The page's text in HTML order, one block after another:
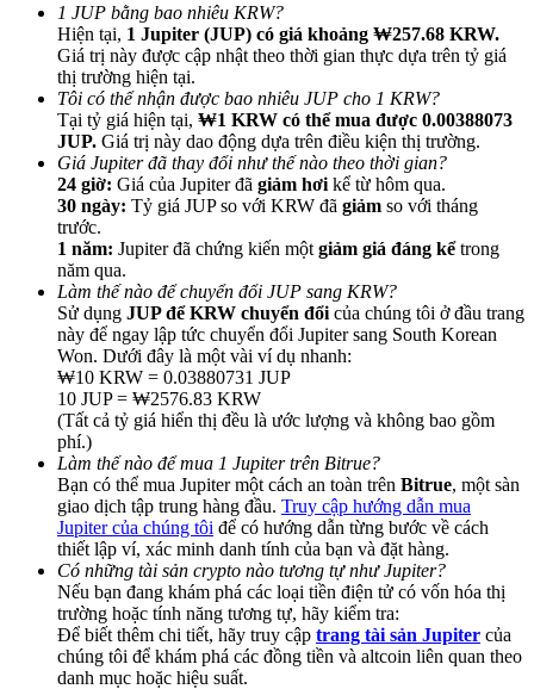
Giới thiệu
Mời một người bạn để nhận phần thưởng tiền mặt
BTC Welcome Rewards
BTC Welcome Rewards
Deposit & Trade BTC to Share 25000 USDT prize pool!
Deposit CASHCAT & Win
1 JUP bằng bao nhiêu KRW?
Hiện tại, 1 Jupiter (JUP) có giá khoảng ₩257.68 KRW.
Giá trị này được cập nhật theo thời gian thực dựa trên tỷ giá
thị trường hiện tại.
Tôi có thể nhận được bao nhiêu JUP cho 1 KRW?
Tại tỷ giá hiện tại, ₩1 KRW có thể mua được 0.00388073
JUP. Giá trị này dao động dựa trên điều kiện thị trường.
Giá Jupiter đã thay đổi như thế nào theo thời gian?
24 giờ: Giá của Jupiter đã giảm hơi kể từ hôm qua.
30 ngày: Tỷ giá JUP so với KRW đã giảm so với tháng
trước.
1 năm: Jupiter đã chứng kiến một giảm giá đáng kểtrong
năm qua.
Làm thế nào để chuyển đổi JUP sang KRW?
Sử dụng JUP để KRW chuyển đổi của chúng tôi ở đầu trang
này để ngay lập tức chuyển đổi Jupiter sang South Korean
Won. Dưới đây là một vài ví dụ nhanh:
₩10 KRW = 0.03880731 JUP
10 JUP = ₩2576.83 KRW
(Tất cả tỷ giá hiển thị đều là ước lượng và không bao gồm
phí.)
Làm thế nào để mua 1 Jupiter trên Bitrue?
Bạn có thể mua Jupiter một cách an toàn trên Bitrue, một sàn
giao dịch tập trung hàng đầu. Truy cập hướng dẫn mua
Jupiter của chúng tôi để có hướng dẫn từng bước về cách
thiết lập ví, xác minh danh tính của bạn và đặt hàng.
Có những tài sản crypto nào tương tự như Jupiter?
Nếu bạn đang khám phá các loại tiền điện tử có vốn hóa thị
trường hoặc tính năng tương tự, hãy kiểm tra:
Để biết thêm chi tiết, hãy truy cập trang tài sản Jupiter của
chúng tôi để khám phá các đồng tiền và altcoin liên quan theo
danh mục hoặc hiệu suất.